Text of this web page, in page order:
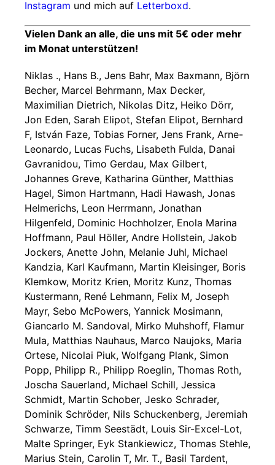
Instagram und mich auf Letterboxd.
Vielen Dank an alle, die uns mit 5€ oder mehr
im Monat unterstützen!
Niklas ., Hans B., Jens Bahr, Max Baxmann, Björn
Becher, Marcel Behrmann, Max Decker,
Maximilian Dietrich, Nikolas Ditz, Heiko Dörr,
Jon Eden, Sarah Elipot, Stefan Elipot, Bernhard
F, István Faze, Tobias Forner, Jens Frank, Arne-
Leonardo, Lucas Fuchs, Lisabeth Fulda, Danai
Gavranidou, Timo Gerdau, Max Gilbert,
Johannes Greve, Katharina Günther, Matthias
Hagel, Simon Hartmann, Hadi Hawash, Jonas
Helmerichs, Leon Herrmann, Jonathan
Hilgenfeld, Dominic Hochholzer, Enola Marina
Hoffmann, Paul Höller, Andre Hollstein, Jakob
Jockers, Anette John, Melanie Juhl, Michael
Kandzia, Karl Kaufmann, Martin Kleisinger, Boris
Klemkow, Moritz Krien, Moritz Kunz, Thomas
Kustermann, René Lehmann, Felix M, Joseph
Mayr, Sebo McPowers, Yannick Mosimann,
Giancarlo M. Sandoval, Mirko Muhshoff, Flamur
Mula, Matthias Nauhaus, Marco Naujoks, Maria
Ortese, Nicolai Piuk, Wolfgang Plank, Simon
Popp, Philipp R., Philipp Roeglin, Thomas Roth,
Joscha Sauerland, Michael Schill, Jessica
Schmidt, Martin Schober, Jesko Schrader,
Dominik Schröder, Nils Schuckenberg, Jeremiah
Schwarze, Timm Seestädt, Louis Sir-Excel-Lot,
Malte Springer, Eyk Stankiewicz, Thomas Stehle,
Marius Stein, Carolin T, Mr. T., Basil Tardent,